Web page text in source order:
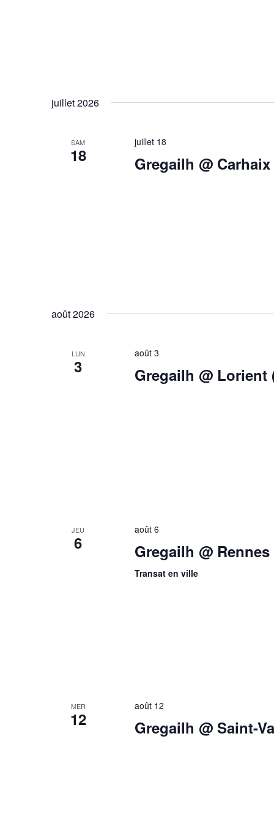
juillet 2026
SAM
18
juillet 18
Gregailh @ Carhaix
août 2026
LUN
3
août 3
Gregailh @ Lorient
JEU
6
août 6
Gregailh @ Rennes
Transat en ville
MER
12
août 12
Gregailh @ Saint-